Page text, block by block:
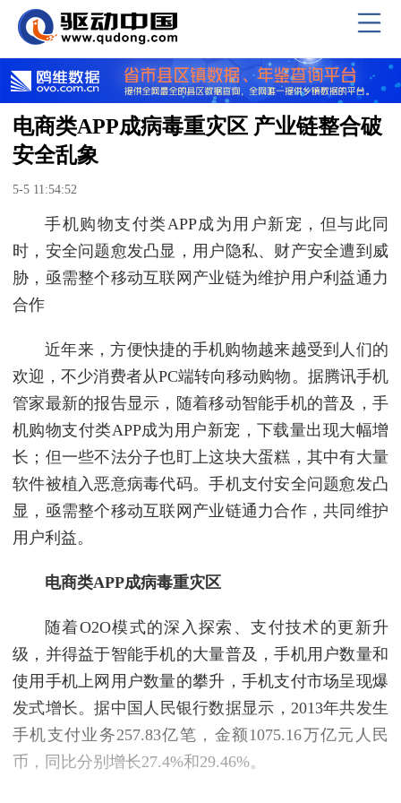
电商类APP成病毒重灾区 产业链整合破
安全乱象
5-5 11:54:52
手机购物支付类APP成为用户新宠，但与此同
时，安全问题愈发凸显，用户隐私、财产安全遭到威
胁，亟需整个移动互联网产业链为维护用户利益通力
合作
近年来，方便快捷的手机购物越来越受到人们的
欢迎，不少消费者从PC端转向移动购物。据腾讯手机
管家最新的报告显示，随着移动智能手机的普及，手
机购物支付类APP成为用户新宠，下载量出现大幅增
长；但一些不法分子也盯上这块大蛋糕，其中有大量
软件被植入恶意病毒代码。手机支付安全问题愈发凸
显，亟需整个移动互联网产业链通力合作，共同维护
用户利益。
电商类APP成病毒重灾区
随着O2O模式的深入探索、支付技术的更新升
级，并得益于智能手机的大量普及，手机用户数量和
使用手机上网用户数量的攀升，手机支付市场呈现爆
发式增长。据中国人民银行数据显示，2013年共发生
手机支付业务257.83亿笔，金额1075.16万亿元人民
币，同比分别增长27.4%和29.46%。